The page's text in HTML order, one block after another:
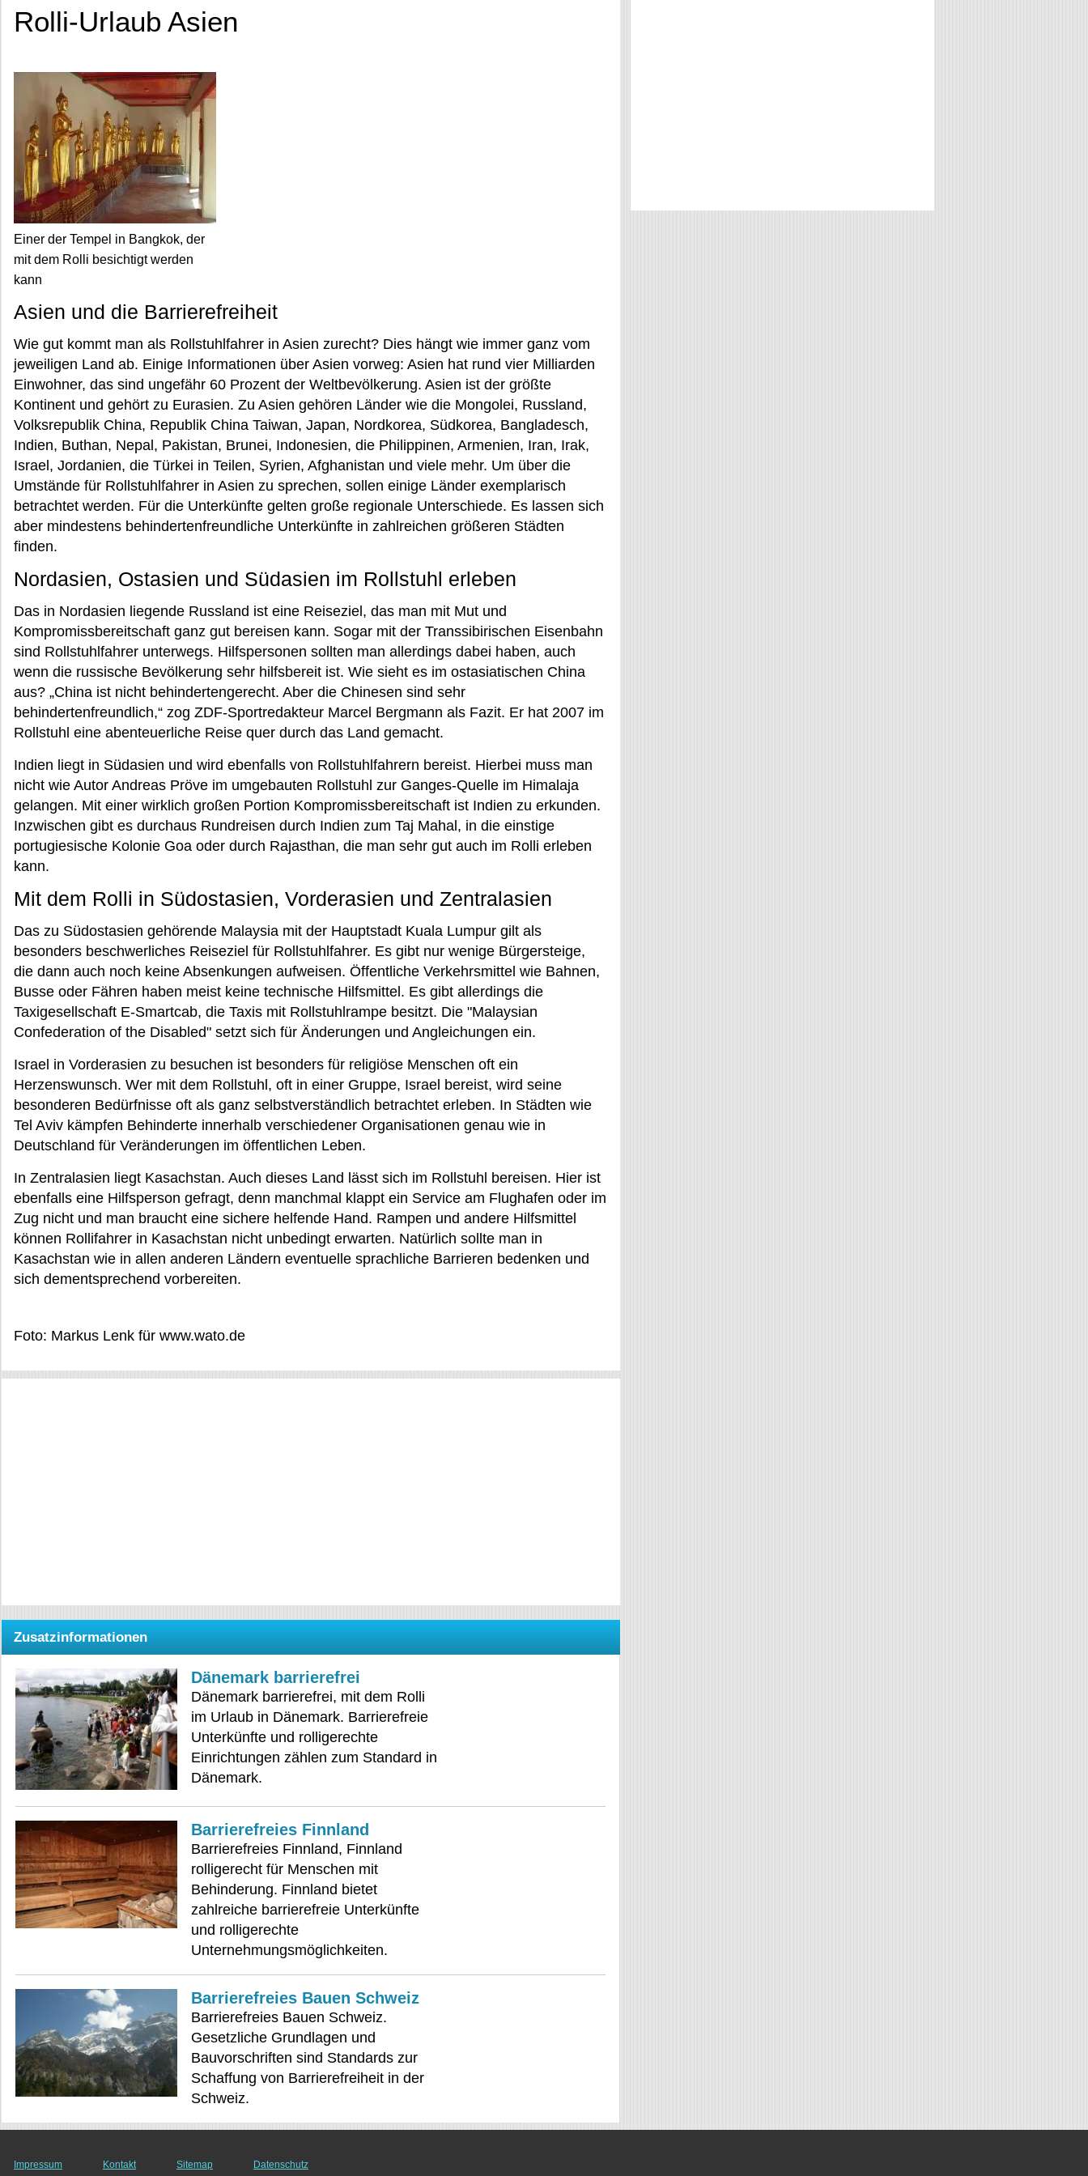
Rolli-Urlaub Asien
Einer der Tempel in Bangkok, der
mit dem Rolli besichtigt werden
kann
Asien und die Barrierefreiheit
Wie gut kommt man als Rollstuhlfahrer in Asien zurecht? Dies hängt wie immer ganz vom
jeweiligen Land ab. Einige Informationen über Asien vorweg: Asien hat rund vier Milliarden
Einwohner, das sind ungefähr 60 Prozent der Weltbevölkerung. Asien ist der größte
Kontinent und gehört zu Eurasien. Zu Asien gehören Länder wie die Mongolei, Russland,
Volksrepublik China, Republik China Taiwan, Japan, Nordkorea, Südkorea, Bangladesch,
Indien, Buthan, Nepal, Pakistan, Brunei, Indonesien, die Philippinen, Armenien, Iran, Irak,
Israel, Jordanien, die Türkei in Teilen, Syrien, Afghanistan und viele mehr. Um über die
Umstände für Rollstuhlfahrer in Asien zu sprechen, sollen einige Länder exemplarisch
betrachtet werden. Für die Unterkünfte gelten große regionale Unterschiede. Es lassen sich
aber mindestens behindertenfreundliche Unterkünfte in zahlreichen größeren Städten
finden.
Nordasien, Ostasien und Südasien im Rollstuhl erleben
Das in Nordasien liegende Russland ist eine Reiseziel, das man mit Mut und
Kompromissbereitschaft ganz gut bereisen kann. Sogar mit der Transsibirischen Eisenbahn
sind Rollstuhlfahrer unterwegs. Hilfspersonen sollten man allerdings dabei haben, auch
wenn die russische Bevölkerung sehr hilfsbereit ist. Wie sieht es im ostasiatischen China
aus? „China ist nicht behindertengerecht. Aber die Chinesen sind sehr
behindertenfreundlich,“ zog ZDF-Sportredakteur Marcel Bergmann als Fazit. Er hat 2007 im
Rollstuhl eine abenteuerliche Reise quer durch das Land gemacht.
Indien liegt in Südasien und wird ebenfalls von Rollstuhlfahrern bereist. Hierbei muss man
nicht wie Autor Andreas Pröve im umgebauten Rollstuhl zur Ganges-Quelle im Himalaja
gelangen. Mit einer wirklich großen Portion Kompromissbereitschaft ist Indien zu erkunden.
Inzwischen gibt es durchaus Rundreisen durch Indien zum Taj Mahal, in die einstige
portugiesische Kolonie Goa oder durch Rajasthan, die man sehr gut auch im Rolli erleben
kann.
Mit dem Rolli in Südostasien, Vorderasien und Zentralasien
Das zu Südostasien gehörende Malaysia mit der Hauptstadt Kuala Lumpur gilt als
besonders beschwerliches Reiseziel für Rollstuhlfahrer. Es gibt nur wenige Bürgersteige,
die dann auch noch keine Absenkungen aufweisen. Öffentliche Verkehrsmittel wie Bahnen,
Busse oder Fähren haben meist keine technische Hilfsmittel. Es gibt allerdings die
Taxigesellschaft E-Smartcab, die Taxis mit Rollstuhlrampe besitzt. Die "Malaysian
Confederation of the Disabled" setzt sich für Änderungen und Angleichungen ein.
Israel in Vorderasien zu besuchen ist besonders für religiöse Menschen oft ein
Herzenswunsch. Wer mit dem Rollstuhl, oft in einer Gruppe, Israel bereist, wird seine
besonderen Bedürfnisse oft als ganz selbstverständlich betrachtet erleben. In Städten wie
Tel Aviv kämpfen Behinderte innerhalb verschiedener Organisationen genau wie in
Deutschland für Veränderungen im öffentlichen Leben.
In Zentralasien liegt Kasachstan. Auch dieses Land lässt sich im Rollstuhl bereisen. Hier ist
ebenfalls eine Hilfsperson gefragt, denn manchmal klappt ein Service am Flughafen oder im
Zug nicht und man braucht eine sichere helfende Hand. Rampen und andere Hilfsmittel
können Rollifahrer in Kasachstan nicht unbedingt erwarten. Natürlich sollte man in
Kasachstan wie in allen anderen Ländern eventuelle sprachliche Barrieren bedenken und
sich dementsprechend vorbereiten.
Foto: Markus Lenk für www.wato.de
Zusatzinformationen
Dänemark barrierefrei
Dänemark barrierefrei, mit dem Rolli
im Urlaub in Dänemark. Barrierefreie
Unterkünfte und rolligerechte
Einrichtungen zählen zum Standard in
Dänemark.
Barrierefreies Finnland
Barrierefreies Finnland, Finnland
rolligerecht für Menschen mit
Behinderung. Finnland bietet
zahlreiche barrierefreie Unterkünfte
und rolligerechte
Unternehmungsmöglichkeiten.
Barrierefreies Bauen Schweiz
Barrierefreies Bauen Schweiz.
Gesetzliche Grundlagen und
Bauvorschriften sind Standards zur
Schaffung von Barrierefreiheit in der
Schweiz.
Impressum Kontakt Sitemap Datenschutz